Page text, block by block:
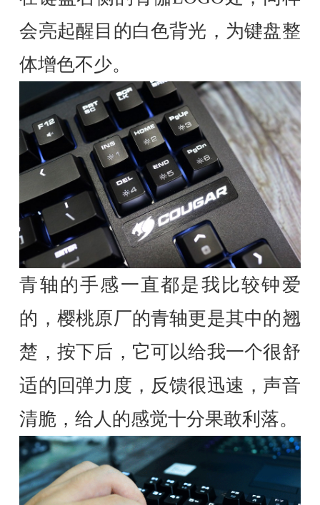
会亮起醒目的白色背光，为键盘整
体增色不少。
青轴的手感一直都是我比较钟爱
的，樱桃原厂的青轴更是其中的翘
楚，按下后，它可以给我一个很舒
适的回弹力度，反馈很迅速，声音
清脆，给人的感觉十分果敢利落。